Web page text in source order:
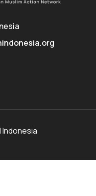
Indonesia